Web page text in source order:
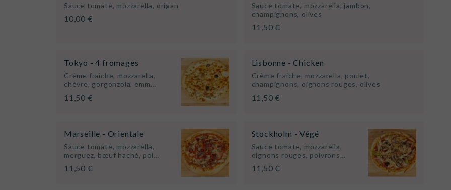
Sauce tomate, mozzarella, origan
10,00 €
Sauce tomate, mozzarella, jambon,
champignons, olives
11,50 €
Tokyo - 4 fromages
Crème fraîche, mozzarella,
chèvre, gorgonzola, emm…
11,50 €
Lisbonne - Chicken
Crème fraiche, mozzarella, poulet,
champignons, oignons rouges, olives
11,50 €
Marseille - Orientale
Sauce tomate, mozzarella,
merguez, bœuf haché, poi…
11,50 €
Stockholm - Végé
Sauce tomate, mozzarella,
oignons rouges, poivrons…
11,50 €